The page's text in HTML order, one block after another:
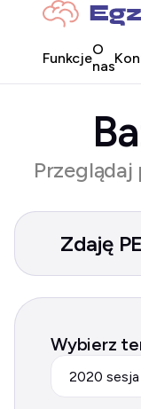
FunkcjeO
nas
Zdaję
Wybierz
2020